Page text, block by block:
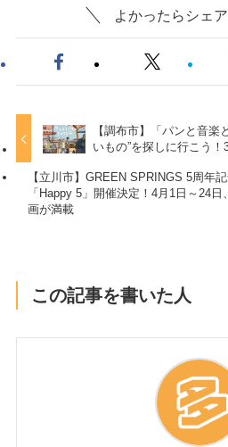
よかったらシェ
【調布市】「パンと音
いもの”を探しに行こう！
【立川市】GREEN SPRINGS 5周年
「Happy 5」開催決定！4月1日～24日
画が満載
この記事を書いた人